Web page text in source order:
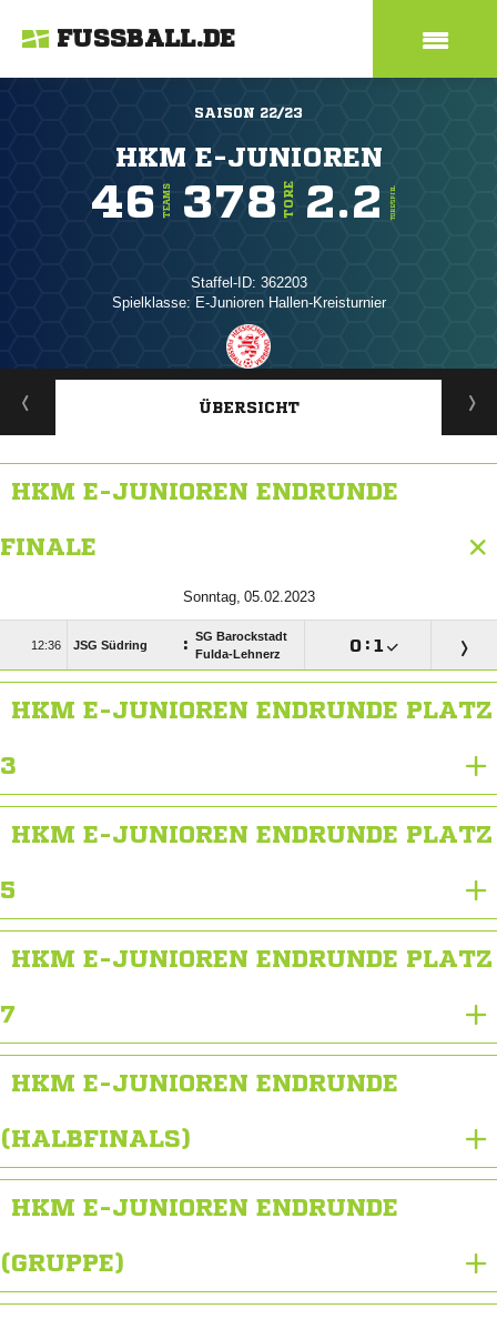
FUSSBALL.DE
SAISON 22/23
HKM E-JUNIOREN
46 TEAMS 378 TORE 2.2 TORE/SPIEL
Staffel-ID: 362203
Spielklasse: E-Junioren Hallen-Kreisturnier
ANZEIGE
ÜBERSICHT
HKM E-JUNIOREN ENDRUNDE
FINALE
 
 JSG Südring : SG Barockstadt
Fulda-Lehnerz
 : 
HKM E-JUNIOREN ENDRUNDE PLATZ
3
HKM E-JUNIOREN ENDRUNDE PLATZ
5
HKM E-JUNIOREN ENDRUNDE PLATZ
7
HKM E-JUNIOREN ENDRUNDE
(HALBFINALS)
HKM E-JUNIOREN ENDRUNDE
(GRUPPE)